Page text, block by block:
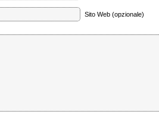
Sito Web (opzionale)